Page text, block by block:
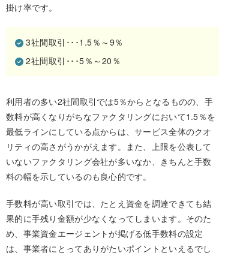
掛け率です。
3社間取引･･･1.5％～9％
2社間取引･･･5％～20％
利用者の多い2社間取引では5％からとなるものの、手
数料が高くなりがちなファクタリングにおいて1.5％を
最低ラインにしている点からは、サービス全体のクオ
リティの高さがうかがえます。また、上限を公表して
いないファクタリング会社が多いなか、きちんと手数
料の幅を示しているのも良心的です。
手数料が高い取引では、たとえ資金を調達できても結
果的に手残り金額が少なくなってしまいます。そのた
め、事業資金エージェントが掲げる低手数料の設定
は、事業者にとってありがたいポイントといえるでし